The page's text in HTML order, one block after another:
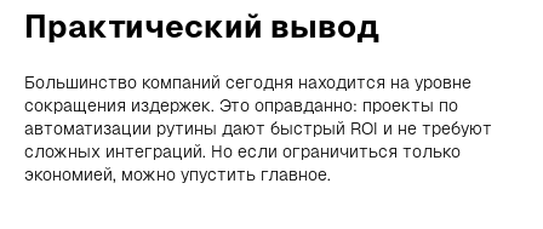
Практический вывод
Большинство компаний сегодня находится на уровне
сокращения издержек. Это оправданно: проекты по
автоматизации рутины дают быстрый ROI и не требуют
сложных интеграций. Но если ограничиться только
экономией, можно упустить главное.